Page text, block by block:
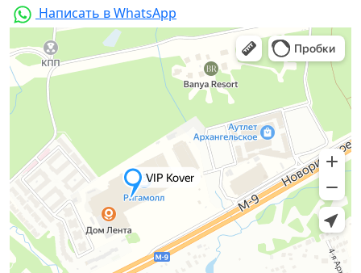
Написать в WhatsApp